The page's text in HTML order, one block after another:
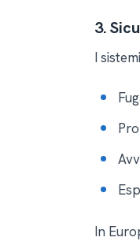
3.
I
In